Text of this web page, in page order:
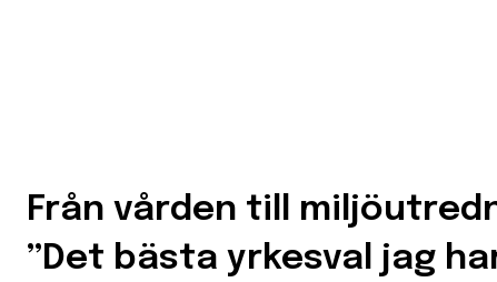
Från vården till
”Det bästa yrkesval jag